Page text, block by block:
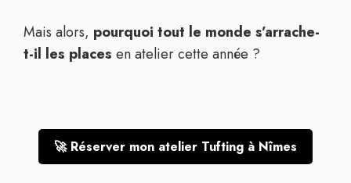
Mais alors, pourquoi tout le monde s’arrache-
t-il les places en atelier cette année ?
🚀 Réserver mon atelier Tufting à Nîmes